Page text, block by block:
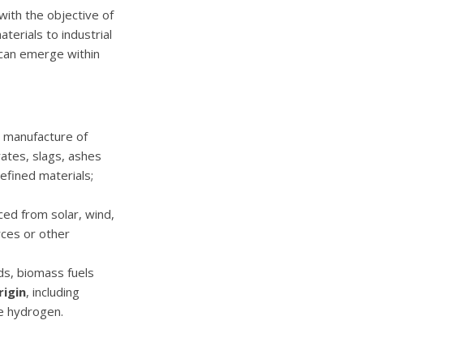
the objective of
to industrial
emerge within
manufacture of
slags, ashes
materials;
from solar, wind,
or other
biomass fuels
, including
hydrogen.